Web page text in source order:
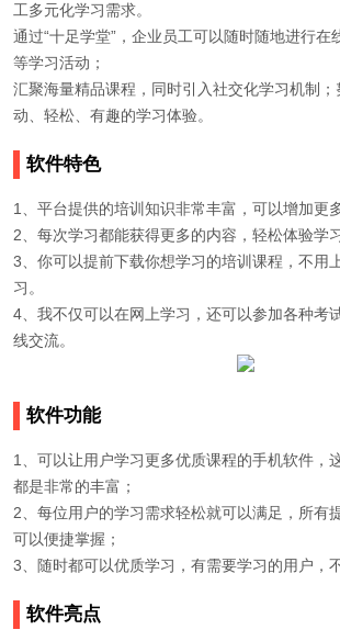
工多元化学习需求。
通过“十足学堂”，企业员工可以随时随地进行在
等学习活动；
汇聚海量精品课程，同时引入社交化学习机制
动、轻松、有趣的学习体验。
软件特色
1、平台提供的培训知识非常丰富，可以增加更
2、每次学习都能获得更多的内容，轻松体验学
3、你可以提前下载你想学习的培训课程，不用
习。
4、我不仅可以在网上学习，还可以参加各种考
线交流。
软件功能
1、可以让用户学习更多优质课程的手机软件，
都是非常的丰富；
2、每位用户的学习需求轻松就可以满足，所有
可以便捷掌握；
3、随时都可以优质学习，有需要学习的用户，
软件亮点